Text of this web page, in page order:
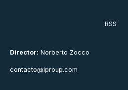
Director: Norberto Zocco
contacto@iproup.com
RSS